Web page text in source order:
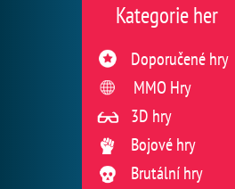
Kategorie her
Doporučené hry
MMO Hry
3D hry
Bojové hry
Brutální hry